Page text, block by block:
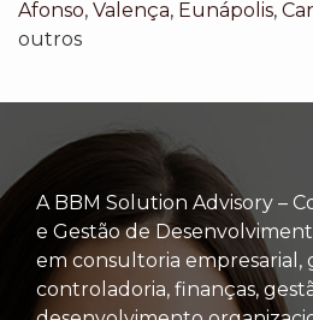
Afonso, Valença, Eunápolis,
outros
A BBM Solution Advisory –
e Gestão de
em consultoria empresarial,
controladoria, finanças,